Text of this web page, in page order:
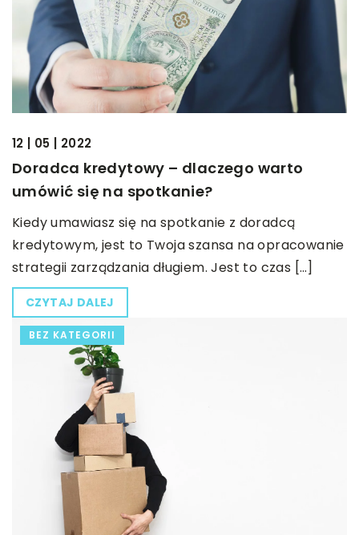
12 | 05 | 2022
Doradca kredytowy – dlaczego warto
umówić się na spotkanie?
Kiedy umawiasz się na spotkanie z doradcą
kredytowym, jest to Twoja szansa na opracowanie
strategii zarządzania długiem. Jest to czas […]
CZYTAJ DALEJ
BEZ KATEGORII